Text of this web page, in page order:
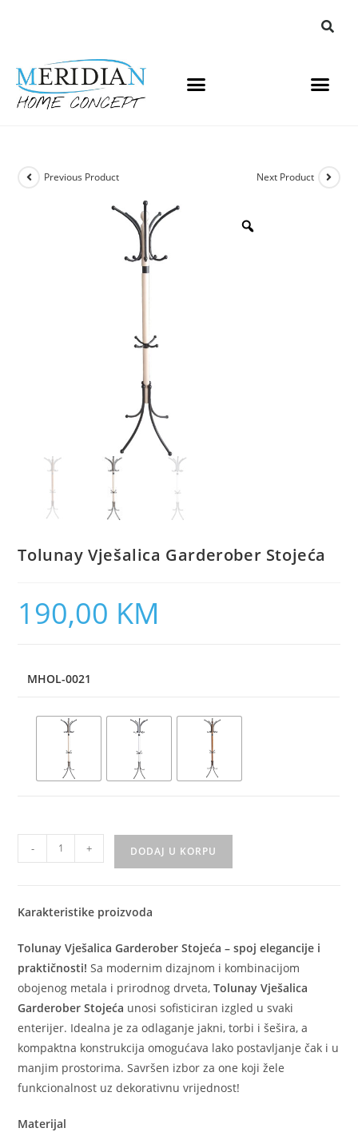
Previous Product Next Product
Tolunay Vješalica Garderober Stojeća
190,00 KM
MHOL-0021
- + DODAJ U KORPU
Karakteristike proizvoda
Tolunay Vješalica Garderober Stojeća – spoj elegancije i
praktičnosti!Sa modernim dizajnom i kombinacijom
obojenog metala i prirodnog drveta,Tolunay Vješalica
Garderober Stojeća unosi sofisticiran izgled u svaki
enterijer. Idealna je za odlaganje jakni, torbi i šešira, a
kompaktna konstrukcija omogućava lako postavljanje čak i u
manjim prostorima. Savršen izbor za one koji žele
funkcionalnost uz dekorativnu vrijednost!
Materijal